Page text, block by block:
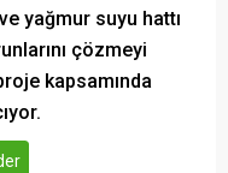
yağmur suyu hattı
çözmeyi
kapsamında